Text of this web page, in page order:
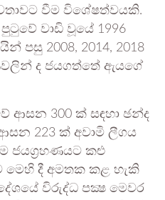
වීම විශේෂත්වයකි.
වාඩි වූයේ 1996
පසු 2008, 2014, 2018
ද ජයගත්තේ ඇයගේ
ආසන 300 ක් සඳහා ඡන්ද
223 ක් අවාමි ලීගය
ජයග්‍රහණයට කළු
මෙහි දී අමතක කළ හැකි
විරුද්ධ පක්‍ෂ මෙවර